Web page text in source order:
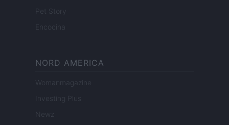
Pet Story
Encocina
NORD AMERICA
Womanmagazine
Investing Plus
Newz